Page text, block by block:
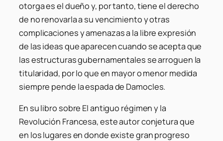
otorga es el dueño y, por tanto, tiene el derecho
de no renovarla a su vencimiento y otras
complicaciones y amenazas a la libre expresión
de las ideas que aparecen cuando se acepta que
las estructuras gubernamentales se arroguen la
titularidad, por lo que en mayor o menor medida
siempre pende la espada de Damocles.
En su libro sobre El antiguo régimen y la
Revolución Francesa, este autor conjetura que
en los lugares en donde existe gran progreso